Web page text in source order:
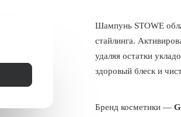
Шампунь STOWE
стайлинга.
удаляя остатки
здоровый блеск и
Бренд косметики —